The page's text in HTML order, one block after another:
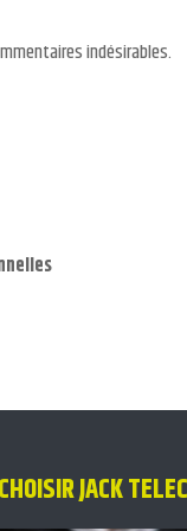
indésirables.
JACK